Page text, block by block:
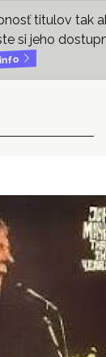
titulov tak
si jeho